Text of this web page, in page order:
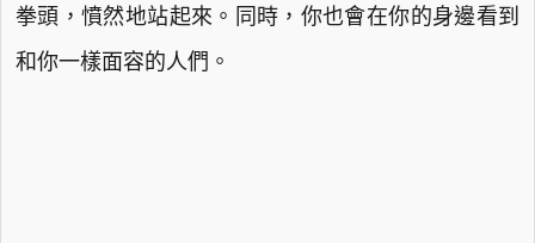
拳頭，憤然地站起來。同時，你也會在你的身邊看到
和你一樣面容的人們。